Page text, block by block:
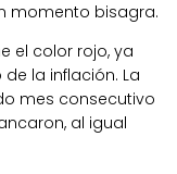
momento bisagra.
el color rojo, ya
la inflación. La
mes consecutivo
al igual